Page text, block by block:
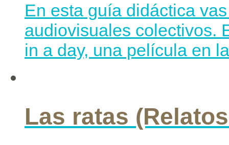
En esta guía didáctica
audiovisuales colectivos.
in a day, una película en
Las ratas